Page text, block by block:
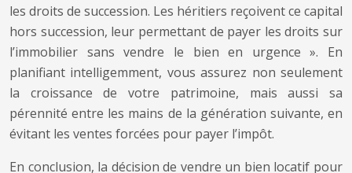
les droits de succession. Les héritiers reçoivent ce capital
hors succession, leur permettant de payer les droits sur
l’immobilier sans vendre le bien en urgence ». En
planifiant intelligemment, vous assurez non seulement
la croissance de votre patrimoine, mais aussi sa
pérennité entre les mains de la génération suivante, en
évitant les ventes forcées pour payer l’impôt.
En conclusion, la décision de vendre un bien locatif pour